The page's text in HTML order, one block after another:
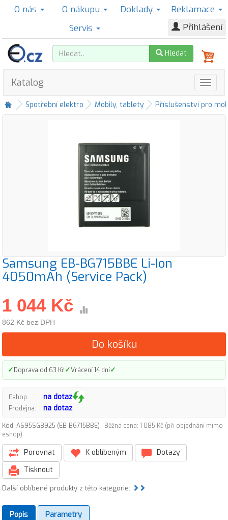
O nás O nákupu Doklady
Reklamace
Servis
Přihlášení
Hledat
Katalog
Spotřební elektro Mobily, tablety Příslušenství pro
Samsung EB-BG715BBE Li-Ion
4050mAh (Service Pack)
1 044 Kč
862 Kč bez DPH
Do košíku
✓Doprava od 63 Kč✓Vrácení 14 dní✓
Eshop: na dotaz
Prodejna: na dotaz
Kód: AS95SGB925 (EB-BG715BBE)
Běžná cena: 1 085 Kč (při objednání mimo
eshop)
Porovnat K oblíbeným
Dotazy
Tisknout
Další oblíbené produkty z této kategorie:
Popis Parametry